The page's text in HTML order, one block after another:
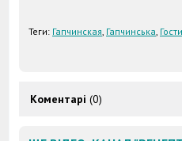
Теги: Гапчинская, Гапчинська,
Коментарі (0)